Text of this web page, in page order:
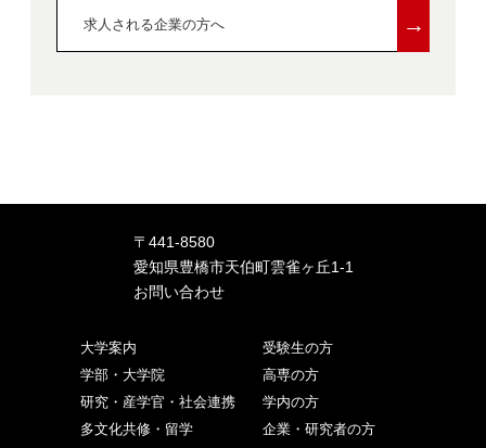
求人される企業の方へ →
〒441-8580
愛知県豊橋市天伯町雲雀ヶ丘1-1
お問い合わせ
大学案内
学部・大学院
研究・産学官・社会連携
多文化共修・留学
受験生の方
高専の方
学内の方
企業・研究者の方